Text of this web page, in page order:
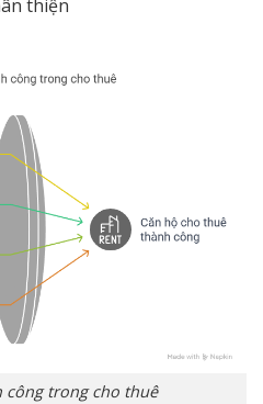
thiện
công trong cho thuê